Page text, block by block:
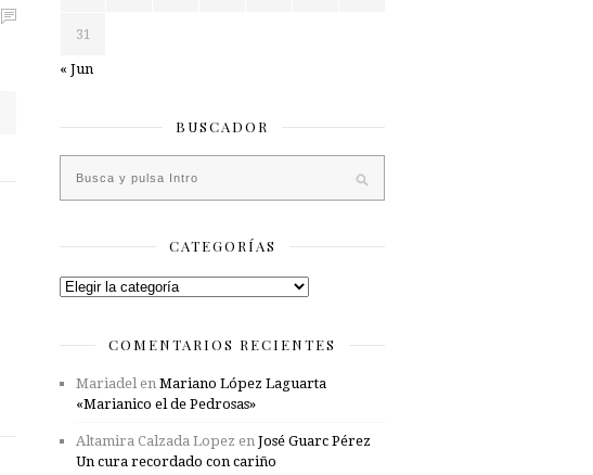
31
« Jun
BUSCADOR
CATEGORÍAS
Categorías
COMENTARIOS RECIENTES
Mariadelen Mariano López Laguarta
«Marianico el de Pedrosas»
Altamira Calzada Lopez en José Guarc Pérez
Un cura recordado con cariño